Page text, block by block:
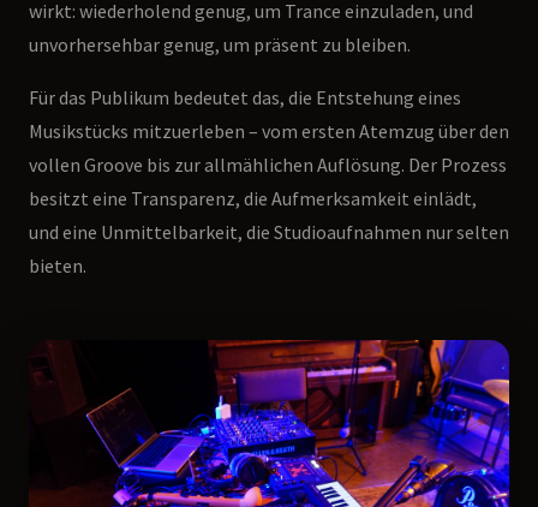
wirkt: wiederholend genug, um Trance einzuladen, und
unvorhersehbar genug, um präsent zu bleiben.
Für das Publikum bedeutet das, die Entstehung eines
Musikstücks mitzuerleben – vom ersten Atemzug über den
vollen Groove bis zur allmählichen Auflösung. Der Prozess
besitzt eine Transparenz, die Aufmerksamkeit einlädt,
und eine Unmittelbarkeit, die Studioaufnahmen nur selten
bieten.